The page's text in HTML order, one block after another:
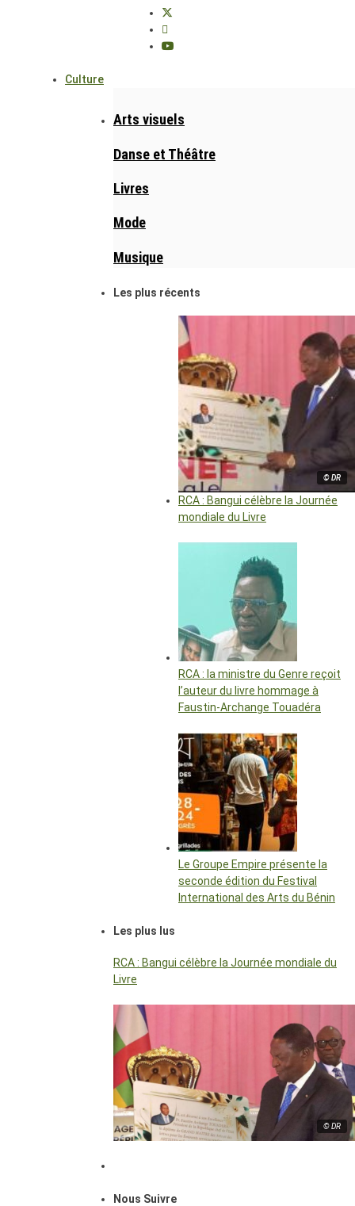
Culture
Arts visuels
Danse et Théâtre
Livres
Mode
Musique
Les plus récents
© DR
RCA : Bangui célèbre la Journée
mondiale du Livre
RCA : la ministre du Genre reçoit
l’auteur du livre hommage à
Faustin-Archange Touadéra
Le Groupe Empire présente la
seconde édition du Festival
International des Arts du Bénin
Les plus lus
RCA : Bangui célèbre la Journée mondiale du
Livre
© DR
Nous Suivre